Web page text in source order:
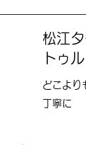
松江
トゥ
どこより
丁寧に